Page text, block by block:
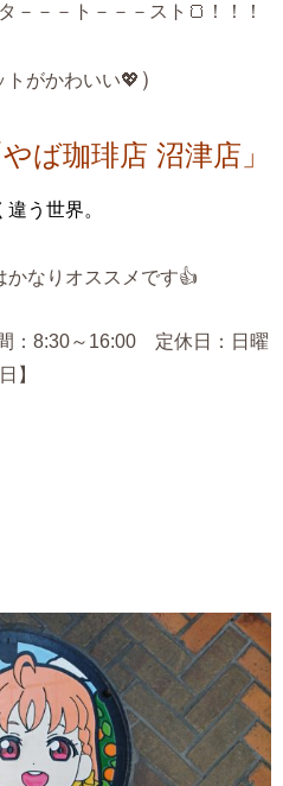
－－－ト－－－スト🍞！！！
トがかわいい💖 ）
やば珈琲店 沼津店」
違う世界。
かなりオススメです👍
：8:30～16:00 定休日：日曜
日】